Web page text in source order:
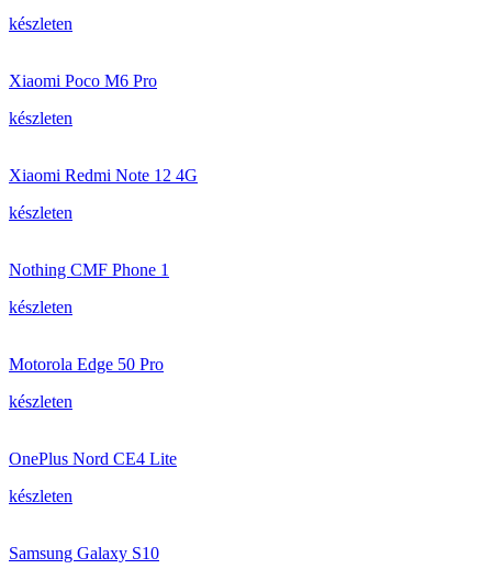
készleten
Xiaomi Poco M6 Pro
készleten
Xiaomi Redmi Note 12 4G
készleten
Nothing CMF Phone 1
készleten
Motorola Edge 50 Pro
készleten
OnePlus Nord CE4 Lite
készleten
Samsung Galaxy S10